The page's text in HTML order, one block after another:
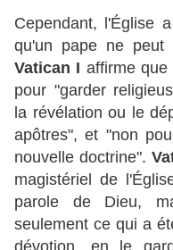
Cependant, l'Église
qu'un pape ne peut
Vatican I affirme que
pour "garder
la révélation ou le
apôtres", et "non
nouvelle doctrine".
magistériel de
parole de Dieu,
seulement ce qui a